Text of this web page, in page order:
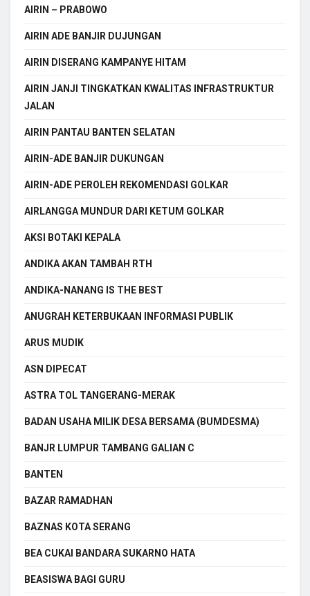
AIRIN – PRABOWO
AIRIN ADE BANJIR DUJUNGAN
AIRIN DISERANG KAMPANYE HITAM
AIRIN JANJI TINGKATKAN KWALITAS INFRASTRUKTUR
JALAN
AIRIN PANTAU BANTEN SELATAN
AIRIN-ADE BANJIR DUKUNGAN
AIRIN-ADE PEROLEH REKOMENDASI GOLKAR
AIRLANGGA MUNDUR DARI KETUM GOLKAR
AKSI BOTAKI KEPALA
ANDIKA AKAN TAMBAH RTH
ANDIKA-NANANG IS THE BEST
ANUGRAH KETERBUKAAN INFORMASI PUBLIK
ARUS MUDIK
ASN DIPECAT
ASTRA TOL TANGERANG-MERAK
BADAN USAHA MILIK DESA BERSAMA (BUMDESMA)
BANJR LUMPUR TAMBANG GALIAN C
BANTEN
BAZAR RAMADHAN
BAZNAS KOTA SERANG
BEA CUKAI BANDARA SUKARNO HATA
BEASISWA BAGI GURU